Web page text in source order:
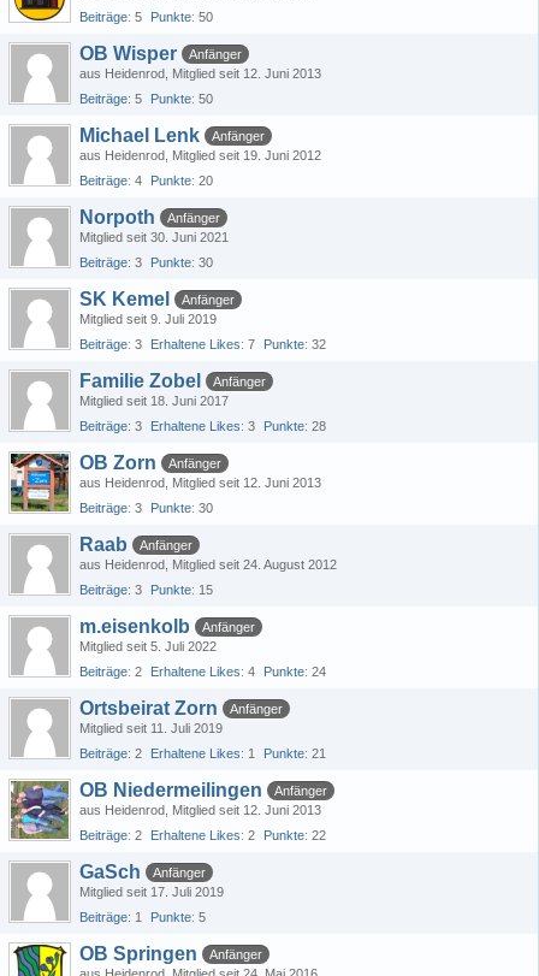
Beiträge 5 Punkte 50
OB Wisper
Anfänger
aus Heidenrod Mitglied seit 12. Juni 2013
Beiträge 5 Punkte 50
Michael Lenk
Anfänger
aus Heidenrod Mitglied seit 19. Juni 2012
Beiträge 4 Punkte 20
Norpoth
Anfänger
Mitglied seit 30. Juni 2021
Beiträge 3 Punkte 30
SK Kemel
Anfänger
Mitglied seit 9. Juli 2019
Beiträge 3 Erhaltene Likes 7 Punkte 32
Familie Zobel
Anfänger
Mitglied seit 18. Juni 2017
Beiträge 3 Erhaltene Likes 3 Punkte 28
OB Zorn
Anfänger
aus Heidenrod Mitglied seit 12. Juni 2013
Beiträge 3 Punkte 30
Raab
Anfänger
aus Heidenrod Mitglied seit 24. August 2012
Beiträge 3 Punkte 15
m.eisenkolb
Anfänger
Mitglied seit 5. Juli 2022
Beiträge 2 Erhaltene Likes 4 Punkte 24
Ortsbeirat Zorn
Anfänger
Mitglied seit 11. Juli 2019
Beiträge 2 Erhaltene Likes 1 Punkte 21
OB Niedermeilingen
Anfänger
aus Heidenrod Mitglied seit 12. Juni 2013
Beiträge 2 Erhaltene Likes 2 Punkte 22
GaSch
Anfänger
Mitglied seit 17. Juli 2019
Beiträge 1 Punkte 5
OB Springen
Anfänger